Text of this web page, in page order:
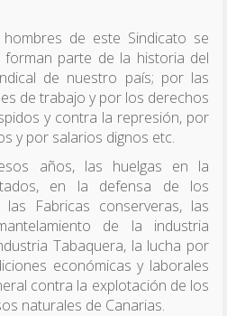
de este Sindicato se
parte de la historia del
de nuestro país; por las
de trabajo y por los derechos
y contra la represión, por
y por salarios dignos etc.
años, las huelgas en la
en la defensa de los
Fabricas conserveras, las
de la industria
Tabaquera, la lucha por
económicas y laborales
contra la explotación de los
naturales de Canarias.